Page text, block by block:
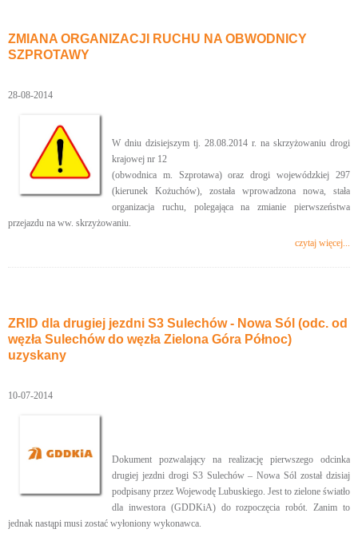
ZMIANA ORGANIZACJI RUCHU NA OBWODNICY
SZPROTAWY
28-08-2014
W dniu dzisiejszym tj. 28.08.2014 r. na skrzyżowaniu drogi
krajowej nr 12
(obwodnica m. Szprotawa) oraz drogi wojewódzkiej 297
(kierunek Kożuchów), została wprowadzona nowa, stała
organizacja ruchu, polegająca na zmianie pierwszeństwa
przejazdu na ww. skrzyżowaniu.
czytaj więcej...
ZRID dla drugiej jezdni S3 Sulechów - Nowa Sól (odc. od
węzła Sulechów do węzła Zielona Góra Północ)
uzyskany
10-07-2014
Dokument pozwalający na realizację pierwszego odcinka
drugiej jezdni drogi S3 Sulechów – Nowa Sól został dzisiaj
podpisany przez Wojewodę Lubuskiego. Jest to zielone światło
dla inwestora (GDDKiA) do rozpoczęcia robót. Zanim to
jednak nastąpi musi zostać wyłoniony wykonawca.